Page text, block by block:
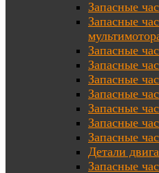
Запасные
Запасные
Запасные
Запасные
Запасные
Запасные
Запасные
Запасные
Запасные
Детали
Запасные